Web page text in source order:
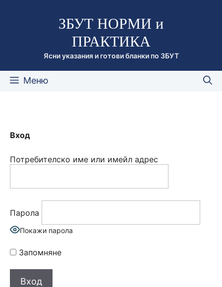
съдържаниетоЗБУТ НОРМИ и
ПРАКТИКА
Ясни указания и готови бланки по ЗБУТ
Меню
Вход
Потребителско име или имейл адрес
Парола
Покажи парола
Запомняне